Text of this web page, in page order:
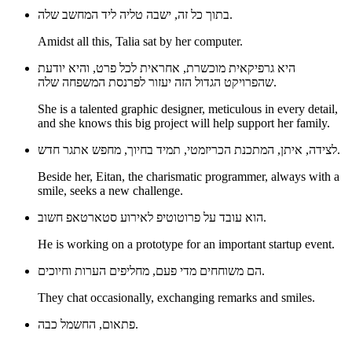
בתוך כל זה, ישבה טליה ליד המחשב שלה.
Amidst all this, Talia sat by her computer.
היא גרפיקאית מוכשרת, אחראית לכל פרט, והיא יודעת
שהפרויקט הגדול הזה יעזור לפרנסת המשפחה שלה.
She is a talented graphic designer, meticulous in every detail,
and she knows this big project will help support her family.
לצידה, איתן, המתכנת הכריזמטי, תמיד בחיוך, מחפש אתגר חדש.
Beside her, Eitan, the charismatic programmer, always with a
smile, seeks a new challenge.
הוא עובד על פרוטוטיפ לאירוע סטארטאפ חשוב.
He is working on a prototype for an important startup event.
הם משוחחים מדי פעם, מחליפים הערות וחיוכים.
They chat occasionally, exchanging remarks and smiles.
פתאום, החשמל כבה.